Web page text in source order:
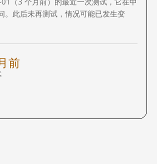
。此后未再测试，情况可能已发生变
前